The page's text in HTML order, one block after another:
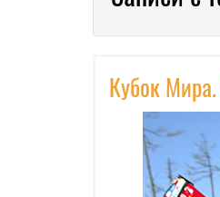
Кубок